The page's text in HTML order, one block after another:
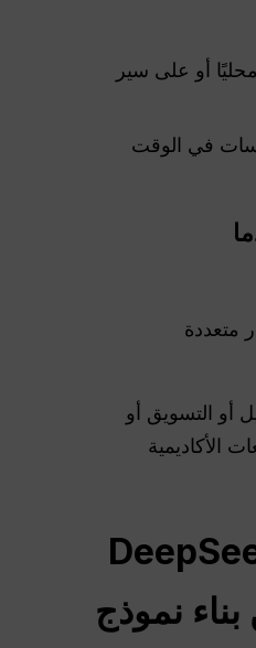
أو على سير
في الوقت
متعددة
أو التسويق أو
الأكاديمية
بناء نموذج